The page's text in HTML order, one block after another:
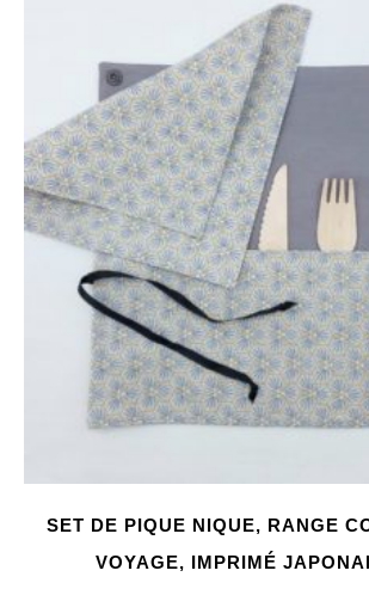
SET DE PIQUE NIQUE, RANGE
VOYAGE, IMPRIMÉ